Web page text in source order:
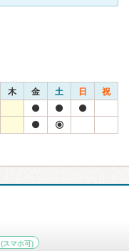
木 金 土 日 祝
(スマホ可)